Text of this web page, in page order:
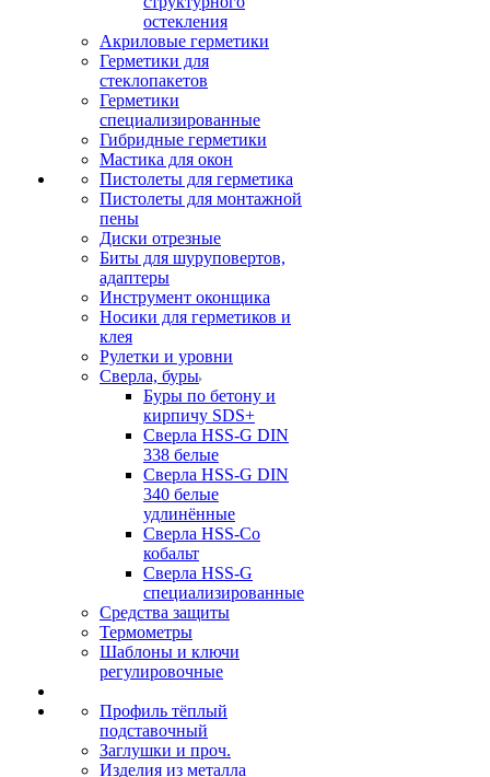
остекления
Акриловые герметики
Герметики для
стеклопакетов
Герметики
специализированные
Гибридные герметики
Мастика для окон
Пистолеты для герметика
Пистолеты для монтажной
пены
Диски отрезные
Биты для шуруповертов,
адаптеры
Инструмент оконщика
Носики для герметиков и
клея
Рулетки и уровни
Сверла, буры
Буры по бетону и
кирпичу SDS+
Сверла HSS-G DIN
338 белые
Сверла HSS-G DIN
340 белые
удлинённые
Сверла HSS-Co
кобальт
Сверла HSS-G
специализированные
Средства защиты
Термометры
Шаблоны и ключи
регулировочные
Профиль тёплый
подставочный
Заглушки и проч.
Изделия из металла